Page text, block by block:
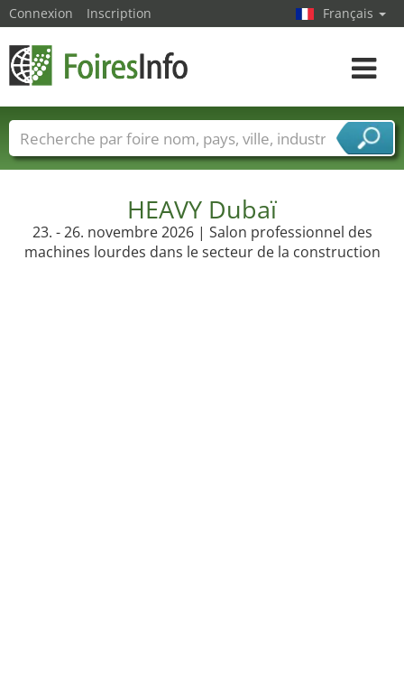
HEAVY Dubaï
23. - 26. novembre 2026 | Salon professionnel des
machines lourdes dans le secteur de la construction
Connexion Inscription Français
Toggle
Foire noms Pays Villes
Secteurs de foire